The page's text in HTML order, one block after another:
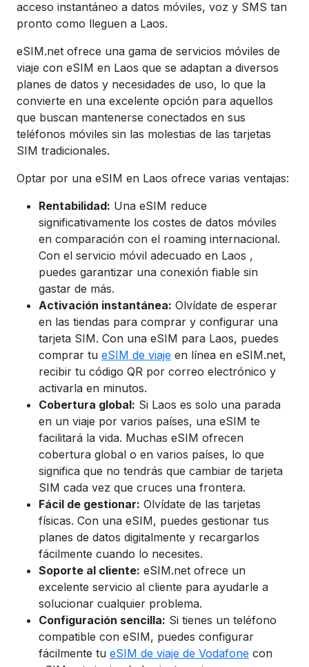
acceso instantáneo a datos móviles, voz y SMS tan
pronto como lleguen a Laos.
eSIM.net ofrece una gama de servicios móviles de
viaje con eSIM en Laos que se adaptan a diversos
planes de datos y necesidades de uso, lo que la
convierte en una excelente opción para aquellos
que buscan mantenerse conectados en sus
teléfonos móviles sin las molestias de las tarjetas
SIM tradicionales.
Optar por una eSIM en Laos ofrece varias ventajas:
Rentabilidad: Una eSIM reduce
significativamente los costes de datos móviles
en comparación con el roaming internacional.
Con el servicio móvil adecuado en Laos ,
puedes garantizar una conexión fiable sin
gastar de más.
Activación instantánea: Olvídate de esperar
en las tiendas para comprar y configurar una
tarjeta SIM. Con una eSIM para Laos, puedes
comprar tu eSIM de viaje en línea en eSIM.net,
recibir tu código QR por correo electrónico y
activarla en minutos.
Cobertura global: Si Laos es solo una parada
en un viaje por varios países, una eSIM te
facilitará la vida. Muchas eSIM ofrecen
cobertura global o en varios países, lo que
significa que no tendrás que cambiar de tarjeta
SIM cada vez que cruces una frontera.
Fácil de gestionar: Olvídate de las tarjetas
físicas. Con una eSIM, puedes gestionar tus
planes de datos digitalmente y recargarlos
fácilmente cuando lo necesites.
Soporte al cliente: eSIM.net ofrece un
excelente servicio al cliente para ayudarle a
solucionar cualquier problema.
Configuración sencilla: Si tienes un teléfono
compatible con eSIM, puedes configurar
fácilmente tu eSIM de viaje de Vodafone con